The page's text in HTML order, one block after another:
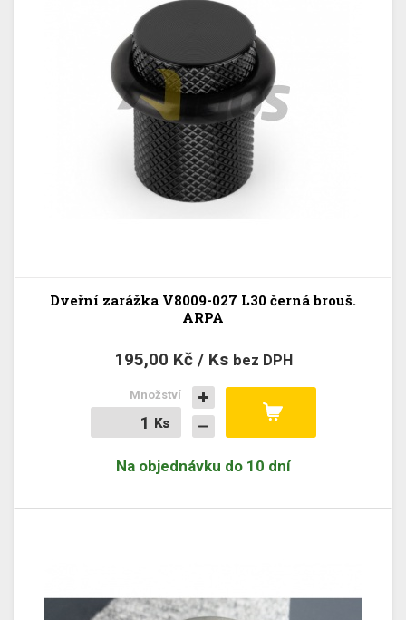
Dveřní zarážka V8009-027 L30 černá brouš.
ARPA
195,00 Kč / Ks bez DPH
Ks
Ks
Množství
Na objednávku do 10 dní